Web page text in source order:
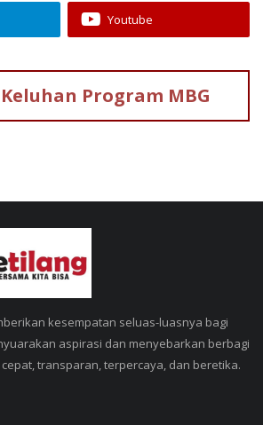
Youtube
Program MBG
kesempatan seluas-luasnya bagi
aspirasi dan menyebarkan berbagi
transparan, terpercaya, dan beretika.